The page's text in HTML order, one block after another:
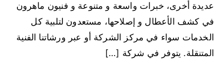
عديدة أخرى، خبرات واسعة و متنوعة و فنيون ماهرون
في كشف الأعطال و إصلاحها، مستعدون لتلبية كل
الخدمات سواء في مركز الشركة أو عبر ورشاتنا الفنية
المتنقلة. يتوفر في شركة […]